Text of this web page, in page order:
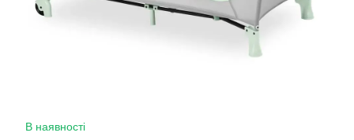
В наявності